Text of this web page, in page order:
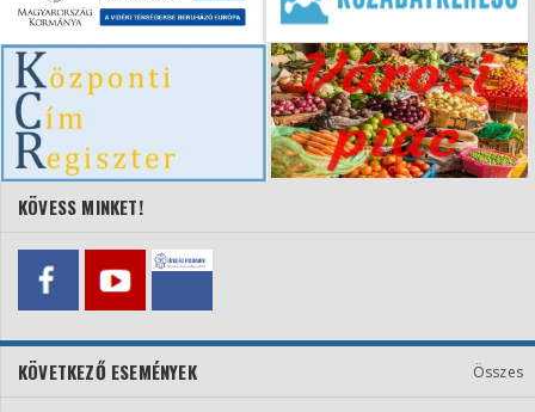
KÖVESS MINKET!
KÖVETKEZŐ ESEMÉNYEK Összes